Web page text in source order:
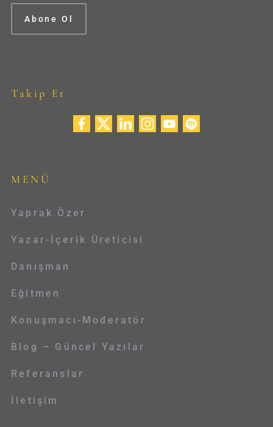
Takip Et
MENÜ
Yaprak Özer
Yazar-İçerik Üreticisi
Danışman
Eğitmen
Konuşmacı-Moderatör
Blog – Güncel Yazılar
Referanslar
İletişim